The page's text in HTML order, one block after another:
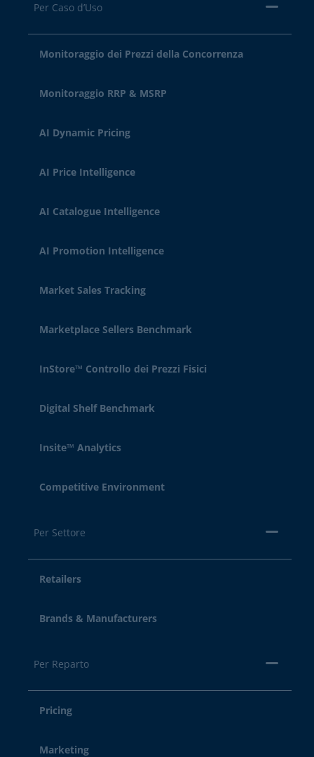
Per Caso d’Uso
Monitoraggio dei Prezzi della Concorrenza
Monitoraggio RRP & MSRP
AI Dynamic Pricing
AI Price Intelligence
AI Catalogue Intelligence
AI Promotion Intelligence
Market Sales Tracking
Marketplace Sellers Benchmark
InStore™ Controllo dei Prezzi Fisici
Digital Shelf Benchmark
Insite™ Analytics
Competitive Environment
Per Settore
Retailers
Brands & Manufacturers
Per Reparto
Pricing
Marketing